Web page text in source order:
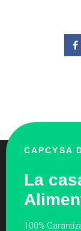
CAPCYSA
La
100%